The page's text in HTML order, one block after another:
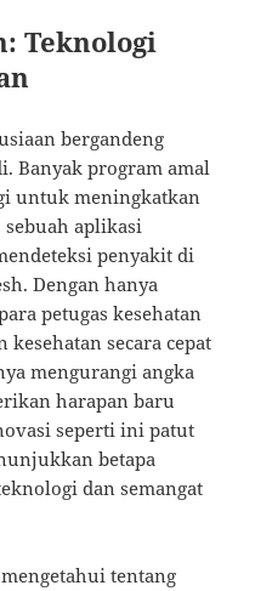
Teknologi
bergandeng
Banyak program amal
untuk meningkatkan
sebuah aplikasi
penyakit di
Dengan hanya
petugas kesehatan
secara cepat
mengurangi angka
harapan baru
seperti ini patut
betapa
dan semangat
tentang